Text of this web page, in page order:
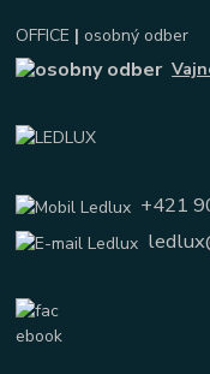
OFFICE | osobný odber
+421